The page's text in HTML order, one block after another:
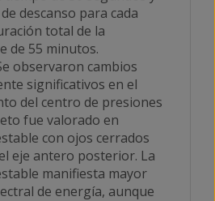
descanso para cada
total de la
de 55 minutos.
observaron cambios
significativos en el
del centro de presiones
fue valorado en
con ojos cerrados
eje antero posterior. La
manifiesta mayor
de energía, aunque